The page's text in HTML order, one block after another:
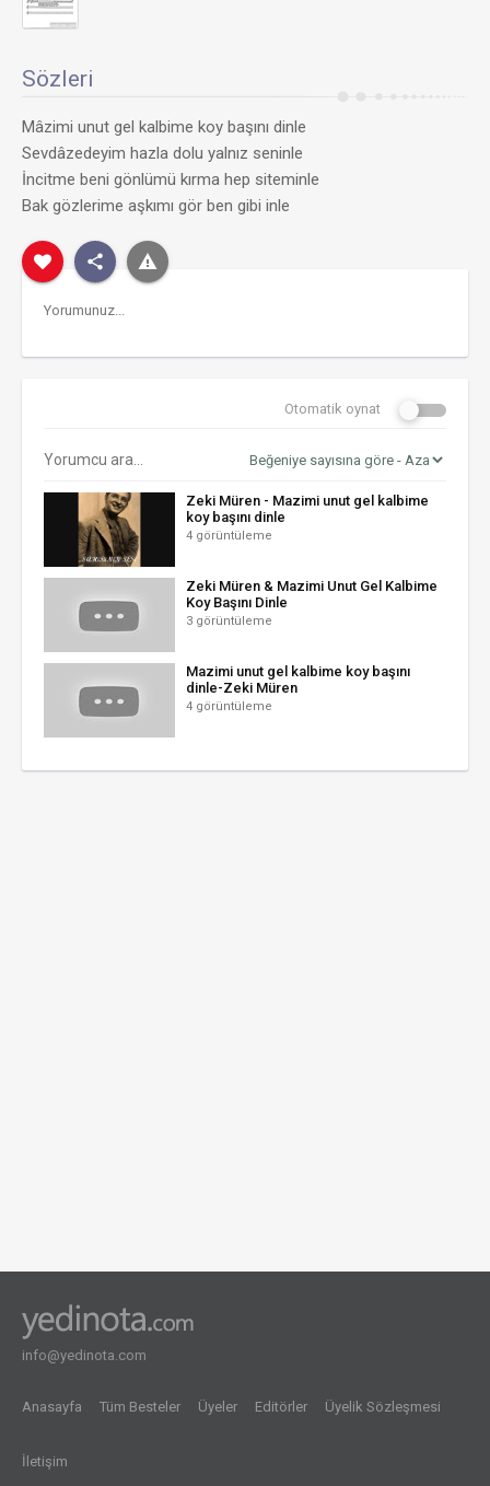
Sözleri
Mâzimi unut gel kalbime koy başını dinle
Sevdâzedeyim hazla dolu yalnız seninle
İncitme beni gönlümü kırma hep siteminle
Bak gözlerime aşkımı gör ben gibi inle
Otomatik oynat
Zeki Müren - Mazimi unut gel kalbime
koy başını dinle
4 görüntüleme
Zeki Müren & Mazimi Unut Gel Kalbime
Koy Başını Dinle
3 görüntüleme
Mazimi unut gel kalbime koy başını
dinle-Zeki Müren
4 görüntüleme
info@yedinota.com
Anasayfa Tüm Besteler Üyeler Editörler Üyelik Sözleşmesi
İletişim